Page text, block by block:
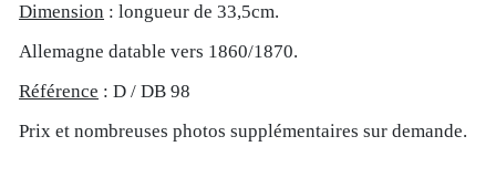
Dimension : longueur de 33,5cm.
Allemagne datable vers 1860/1870.
Référence : D / DB 98
Prix et nombreuses photos supplémentaires sur demande.